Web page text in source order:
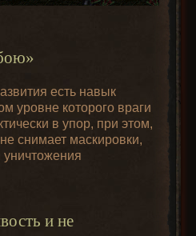
есть навык
уровне которого враги
в упор, при этом,
снимает маскировки,
уничтожения
и не